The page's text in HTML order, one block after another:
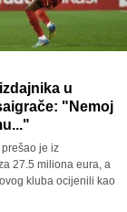
u
"Nemoj
je iz
27.5 miliona eura, a
kluba ocijenili kao